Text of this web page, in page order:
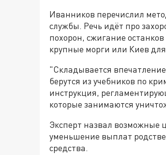
Иванников перечислил
службы. Речь идёт про
похорон, сжигание
крупные морги или Киев
"Складывается
берутся из учебников по
инструкция,
которые занимаются
Эксперт назвал возможные
уменьшение выплат
средства.